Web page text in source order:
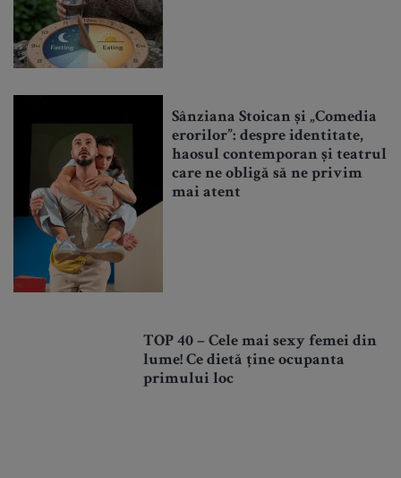
Sânziana Stoican și „Comedia
erorilor”: despre identitate,
haosul contemporan și teatrul
care ne obligă să ne privim
mai atent
TOP 40 – Cele mai sexy femei din
lume! Ce dietă ține ocupanta
primului loc